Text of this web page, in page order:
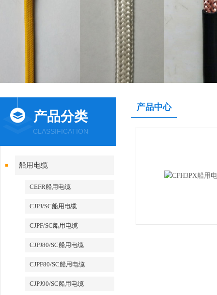
产品分类
CLASSIFICATION
船用电缆
CEFR船用电缆
CJPJ/SC船用电缆
CJPF/SC船用电缆
CJPJ80/SC船用电缆
CJPF80/SC船用电缆
CJPJ90/SC船用电缆
产品中心